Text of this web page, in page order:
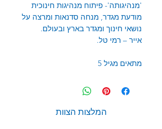
'מנהיגותה'- פיתוח מנהיגות חינוכית
מודעת מגדר, מנחה סדנאות ומרצה על
נושאי חינוך ומגדר בארץ ובעולם.
אייר – רמי טל.
מתאים מגיל 5
המלצות הצוות